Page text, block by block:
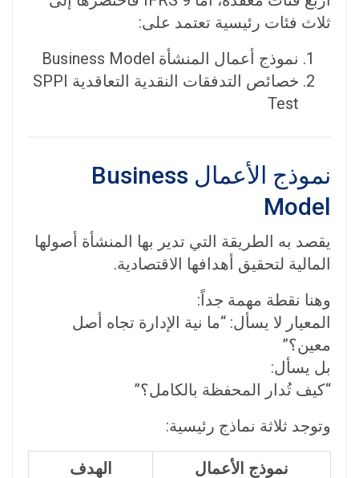
ثلاث فئات رئيسية تعتمد على:
نموذج أعمال المنشأة Business Model
خصائص التدفقات النقدية التعاقدية SPPI
Test
نموذج الأعمال Business
Model
يقصد به الطريقة التي تدير بها المنشأة أصولها
المالية لتحقيق أهدافها الاقتصادية.
وهنا نقطة مهمة جداً:
المعيار لا يسأل: “ما نية الإدارة تجاه أصل
معين؟”
بل يسأل:
“كيف تُدار المحفظة بالكامل؟”
وتوجد ثلاثة نماذج رئيسية:
نموذج الأعمال الهدف